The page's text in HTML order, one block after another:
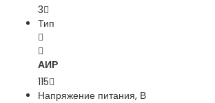
3
Тип
АИР
115
Напряжение питания, В